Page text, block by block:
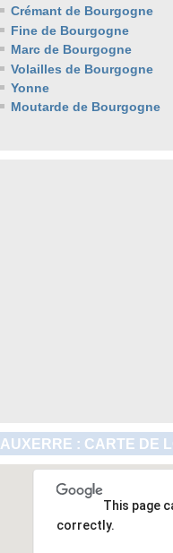
Crémant de Bourgogne
Fine de Bourgogne
Marc de Bourgogne
Volailles de Bourgogne
Yonne
Moutarde de Bourgogne
AUXERRE : CARTE DE
This page
correctly.